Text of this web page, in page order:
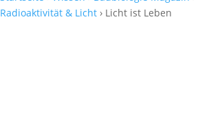
Radioaktivität & Licht › Licht ist Leben